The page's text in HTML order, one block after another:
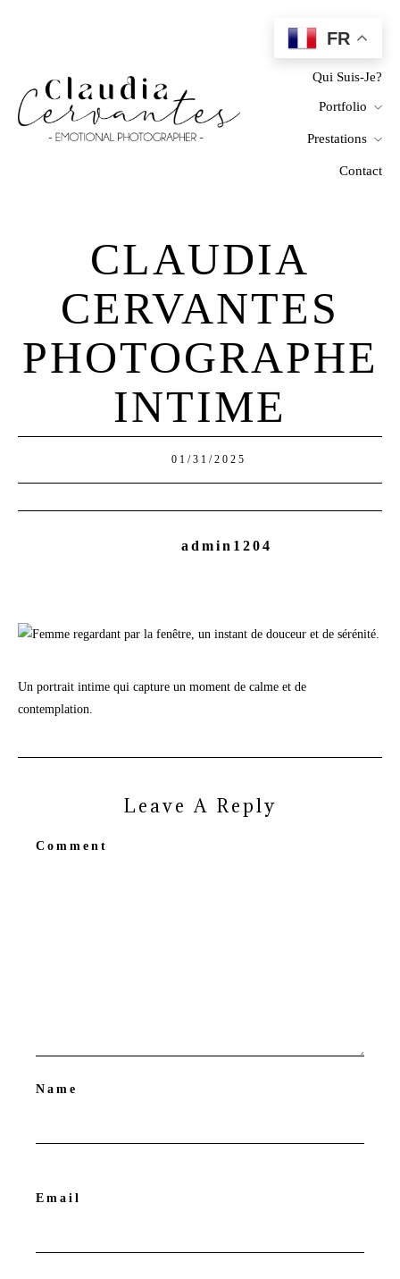
Home
Qui Suis-Je?
Portfolio
Prestations
Contact
CLAUDIA
CERVANTES
PHOTOGRAPHE
INTIME
01/31/2025
admin1204
Un portrait intime qui capture un moment de calme et de
contemplation.
Leave A Reply
Comment
Name
Email
FR